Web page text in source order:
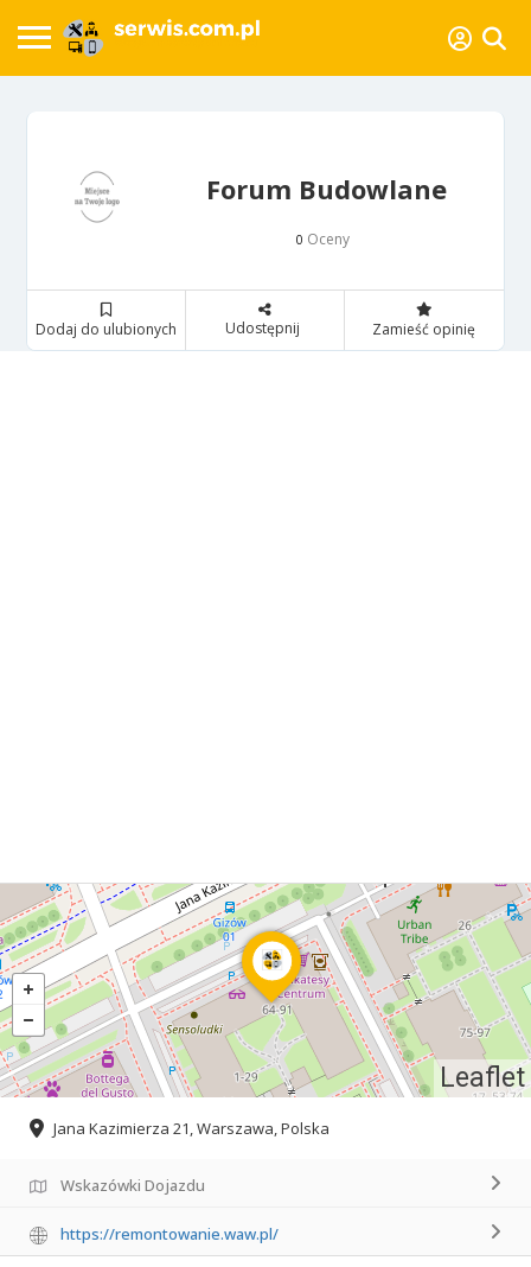
Forum Budowlane
0 Oceny
Dodaj do ulubionych Udostępnij Zamieść opinię
Leaflet
Jana Kazimierza 21, Warszawa, Polska
Wskazówki Dojazdu
https://remontowanie.waw.pl/